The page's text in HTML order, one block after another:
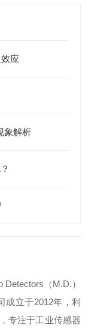
应
象解析
Detectors（M.D.）
成立于2012年，利
专注于工业传感器